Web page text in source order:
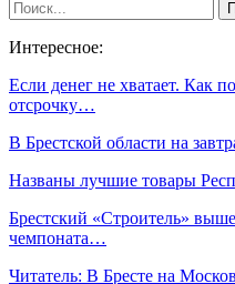
Интересное:
Если денег не хватает. Как
отсрочку…
В Брестской области на
Названы лучшие товары
Брестский «Строитель»
чемпоната…
Читатель: В Бресте на